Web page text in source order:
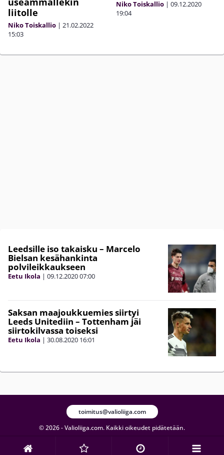
liitolle
Niko Toiskallio | 21.02.2022
15:03
Niko Toiskallio | 09.12.2020
19:04
Leedsille iso takaisku – Marcelo
Bielsan kesähankinta
polvileikkaukseen
Eetu Ikola | 09.12.202007:00
Saksan maajoukkuemies siirtyi
Leeds Unitediin – Tottenham jäi
siirtokilvassa toiseksi
Eetu Ikola | 30.08.2020 16:01
© 2026 - Valioliiga.com. Kaikki oikeudet pidätetään.
toimitus@valioliiga.com